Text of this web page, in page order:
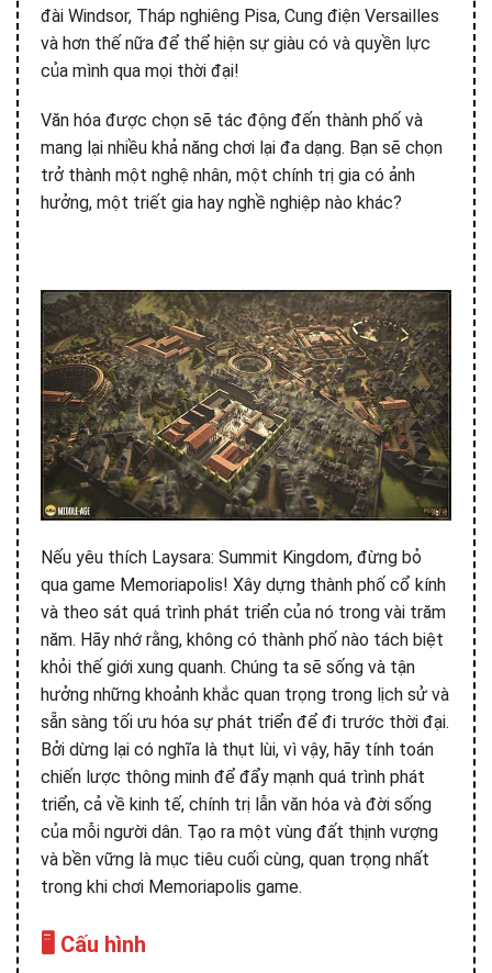
đài Windsor, Tháp nghiêng Pisa, Cung điện Versailles
và hơn thế nữa để thể hiện sự giàu có và quyền lực
của mình qua mọi thời đại!
Văn hóa được chọn sẽ tác động đến thành phố và
mang lại nhiều khả năng chơi lại đa dạng. Bạn sẽ chọn
trở thành một nghệ nhân, một chính trị gia có ảnh
hưởng, một triết gia hay nghề nghiệp nào khác?
Nếu yêu thích Laysara: Summit Kingdom, đừng bỏ
qua game Memoriapolis! Xây dựng thành phố cổ kính
và theo sát quá trình phát triển của nó trong vài trăm
năm. Hãy nhớ rằng, không có thành phố nào tách biệt
khỏi thế giới xung quanh. Chúng ta sẽ sống và tận
hưởng những khoảnh khắc quan trọng trong lịch sử và
sẵn sàng tối ưu hóa sự phát triển để đi trước thời đại.
Bởi dừng lại có nghĩa là thụt lùi, vì vậy, hãy tính toán
chiến lược thông minh để đẩy mạnh quá trình phát
triển, cả về kinh tế, chính trị lẫn văn hóa và đời sống
của mỗi người dân. Tạo ra một vùng đất thịnh vượng
và bền vững là mục tiêu cuối cùng, quan trọng nhất
trong khi chơi Memoriapolis game.
🖥️ Cấu hình